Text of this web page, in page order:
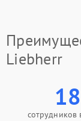
Liebherr
18
сотрудников